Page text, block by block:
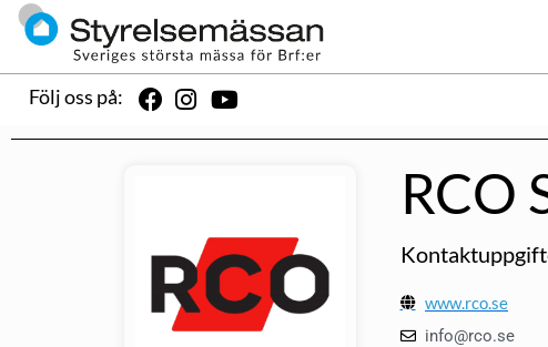
Följ oss på:
RCO
www.rco.se
info@rco.se